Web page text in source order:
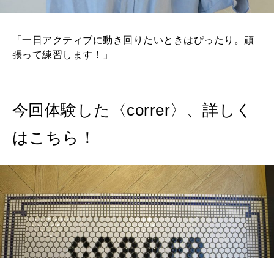
「一日アクティブに動き回りたいときはぴったり。頑
張って練習します！」
今回体験した〈correr〉、詳しく
はこちら！